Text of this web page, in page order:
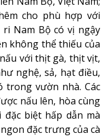
cho phù hợp với
Nam Bộ có vị ngậy
không thể thiếu của
với thịt gà, thịt vịt,
nghệ, sả, hạt điều,
trong vườn nhà. Các
nấu lên, hòa cùng
biệt hấp dẫn mà
đặc trưng của cà